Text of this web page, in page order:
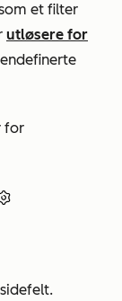
et filter
utløsere for
for